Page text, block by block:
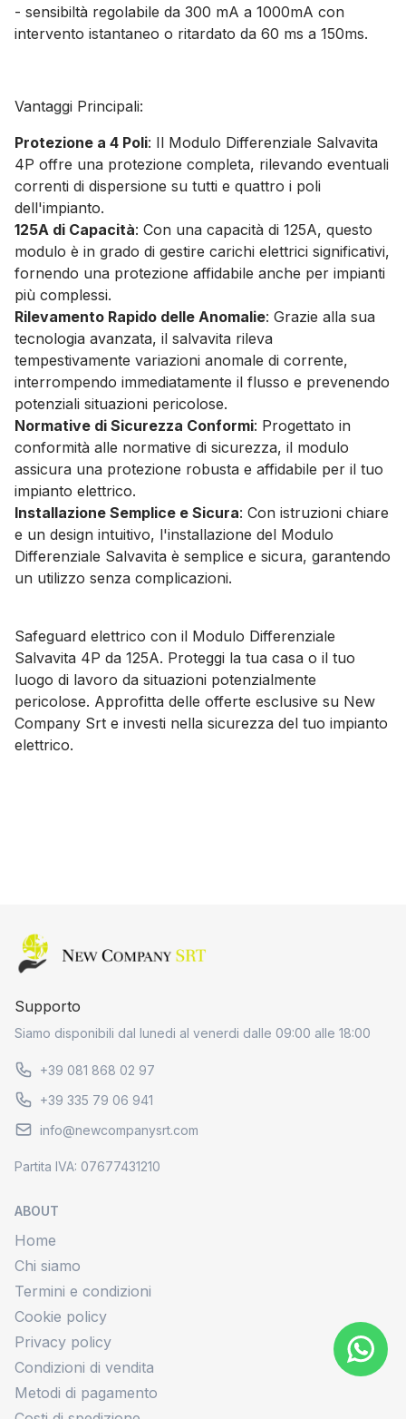
- sensibiltà regolabile da 300 mA a 1000mA con
intervento istantaneo o ritardato da 60 ms a 150ms.
Vantaggi Principali:
Protezione a 4 Poli: Il Modulo Differenziale Salvavita
4P offre una protezione completa, rilevando eventuali
correnti di dispersione su tutti e quattro i poli
dell'impianto.
125A di Capacità: Con una capacità di 125A, questo
modulo è in grado di gestire carichi elettrici significativi,
fornendo una protezione affidabile anche per impianti
più complessi.
Rilevamento Rapido delle Anomalie: Grazie alla sua
tecnologia avanzata, il salvavita rileva
tempestivamente variazioni anomale di corrente,
interrompendo immediatamente il flusso e prevenendo
potenziali situazioni pericolose.
Normative di Sicurezza Conformi: Progettato in
conformità alle normative di sicurezza, il modulo
assicura una protezione robusta e affidabile per il tuo
impianto elettrico.
Installazione Semplice e Sicura: Con istruzioni chiare
e un design intuitivo, l'installazione del Modulo
Differenziale Salvavita è semplice e sicura, garantendo
un utilizzo senza complicazioni.
Safeguard elettrico con il Modulo Differenziale
Salvavita 4P da 125A. Proteggi la tua casa o il tuo
luogo di lavoro da situazioni potenzialmente
pericolose. Approfitta delle offerte esclusive su New
Company Srt e investi nella sicurezza del tuo impianto
elettrico.
Home page
ABOUT
Home
Chi siamo
Termini e condizioni
Cookie policy
Privacy policy
Condizioni di vendita
Metodi di pagamento
Supporto
Siamo disponibili dal lunedi al venerdi dalle 09:00 alle 18:00
+39 081 868 02 97
+39 335 79 06 941
info@newcompanysrt.com
Partita IVA: 07677431210